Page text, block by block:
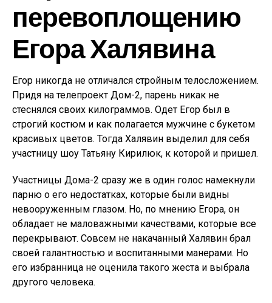
перевоплощению
Егора Халявина
Егор никогда не отличался стройным телосложением.
Придя на телепроект Дом-2, парень никак не
стеснялся своих килограммов. Одет Егор был в
строгий костюм и как полагается мужчине с букетом
красивых цветов. Тогда Халявин выделил для себя
участницу шоу Татьяну Кирилюк, к которой и пришел.
Участницы Дома-2 сразу же в один голос намекнули
парню о его недостатках, которые были видны
невооруженным глазом. Но, по мнению Егора, он
обладает не маловажными качествами, которые все
перекрывают. Совсем не накачанный Халявин брал
своей галантностью и воспитанными манерами. Но
его избранница не оценила такого жеста и выбрала
другого человека.